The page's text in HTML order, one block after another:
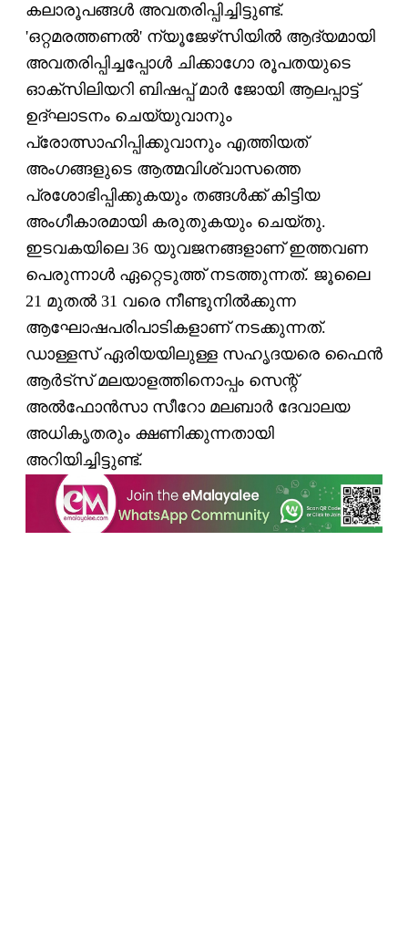
കലാരൂപങ്ങള്‍ അവതരിപ്പിച്ചിട്ടുണ്ട്.
'ഒറ്റമരത്തണല്‍' ന്യൂജേഴ്‌സിയില്‍ ആദ്യമായി
അവതരിപ്പിച്ചപ്പോള്‍ ചിക്കാഗോ രൂപതയുടെ
ഓക്‌സിലിയറി ബിഷപ്പ് മാര്‍ ജോയി ആലപ്പാട്ട്
ഉദ്ഘാടനം ചെയ്യുവാനും
പ്രോത്സാഹിപ്പിക്കുവാനും എത്തിയത്
അംഗങ്ങളുടെ ആത്മവിശ്വാസത്തെ
പ്രശോഭിപ്പിക്കുകയും തങ്ങള്‍ക്ക് കിട്ടിയ
അംഗീകാരമായി കരുതുകയും ചെയ്തു.
ഇടവകയിലെ 36 യുവജനങ്ങളാണ് ഇത്തവണ
പെരുന്നാള്‍ ഏറ്റെടുത്ത് നടത്തുന്നത്. ജൂലൈ
21 മുതല്‍ 31 വരെ നീണ്ടുനില്‍ക്കുന്ന
ആഘോഷപരിപാടികളാണ് നടക്കുന്നത്.
ഡാള്ളസ് ഏരിയയിലുള്ള സഹൃദയരെ ഫൈന്‍
ആര്‍ട്‌സ് മലയാളത്തിനൊപ്പം സെന്റ്
അല്‍ഫോന്‍സാ സീറോ മലബാര്‍ ദേവാലയ
അധികൃതരും ക്ഷണിക്കുന്നതായി
അറിയിച്ചിട്ടുണ്ട്.